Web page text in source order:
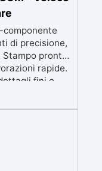
componente
di precisione,
pronto
rapide.
fini e
sapone e
Consente oltre